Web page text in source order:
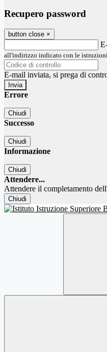
Recupero password
button close ×
all'indirizzo indicato con le istruzioni
E-mail inviata, si prega di
Errore
Chiudi
Successo
Chiudi
Informazione
Chiudi
Attendere...
Attendere il completamento
Chiudi